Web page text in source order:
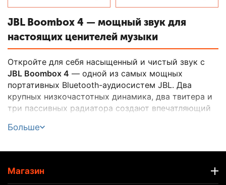
JBL Boombox 4 — мощный звук для
настоящих ценителей музыки
Откройте для себя насыщенный и чистый звук с
JBL Boombox 4 — одной из самых мощных
портативных Bluetooth-аудиосистем JBL. Два
крупных низкочастотных динамика, два твитера и
три пассивных радиатора создают впечатляющий
Технология
чистоту и объём даже на максимальной
громкости.
Больше
Магазин